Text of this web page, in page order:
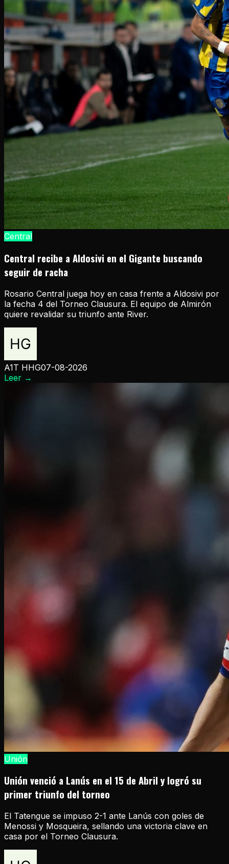
Central
Central recibe a Aldosivi en el Gigante buscando
seguir de racha
Rosario Central juega hoy en casa frente a Aldosivi por
la fecha 4 del Torneo Clausura. El equipo de Almirón
quiere revalidar su triunfo ante River.
A1T HHG07-08-2026
Leer →
Unión
Unión venció a Lanús en el 15 de Abril y logró su
primer triunfo del torneo
El Tatengue se impuso 2-1 ante Lanús con goles de
Menossi y Mosqueira, sellando una victoria clave en
casa por el Torneo Clausura.